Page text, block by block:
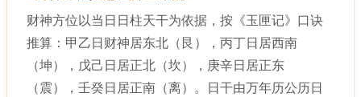
财神方位以当日日柱天干为依据，按《玉匣记》口诀
推算：甲乙日财神居东北（艮），丙丁日居西南
（坤），戊己日居正北（坎），庚辛日居正东
（震），壬癸日居正南（离）。日干由万年历公历日